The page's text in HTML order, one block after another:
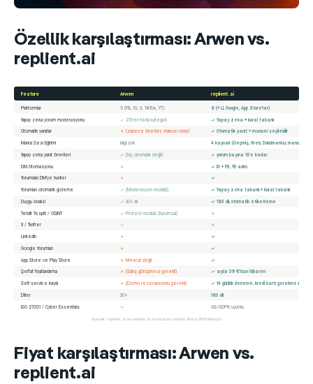
Özellik karşılaştırması: Arwen vs.
replient.ai
Feature Arwen replient.ai
Platformlar 5 (FB, IG, X, TikTok, YT) 8 (+ LI, Google, App Store'lar)
Yapay zeka yorum moderasyonu ✓ 25'ten fazla kategori ✓ Yapay zeka + kural tabanlı
Otomatik yanıtlar ✗ (sadece öneriler, manuel onay) ✓ Otomatik yanıt + manuel seçilebilir
Marka Sesi Eğitimi bilgi yok 4 kaynak (Geçmiş, Web, Dokümanlar, manuel)
Yapay zeka yanıt önerileri ✓ (hiç otomatik değil) ✓ yorum başına 15'e kadar
DM Otomasyonu ✗ ✓ IG + FB, 19 adım
Yorumdan DM'ye huniler ✗ ✓
Yorumları otomatik gizleme ✓ (Moderasyon modülü) ✓ Yapay zeka tabanlı + kural tabanlı
Duygu Analizi ✓ 30+ dil ✓ 183 dil, otomatik etiketleme
Tehdit Tespiti / OSINT ✓ Protect modülü (Kurumsal) ✗
X / Twitter ✓ ✗
LinkedIn ✗ ✓
Google Yorumları ✗ ✓
App Store ve Play Store ✗ Mevcut değil ✓
Şeffaf fiyatlandırma ✗ (Satış görüşmesi gerekli) ✓ ayda 39 €'dan itibaren
Self-service kaydı ✗ (Demo rezervasyonu gerekli) ✓ 14 günlük deneme, kredi kartı gerekmez
Diller 30+ 183 dil
ISO 27001 / Cyber Essentials ✓ AB/GDPR uyumlu
Kaynak: replient.ai ve replient.ai resmi ürün sayfaları, Mayıs 2026 itibarıyla
Fiyat karşılaştırması: Arwen vs.
replient.ai